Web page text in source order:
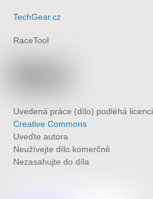
TechGear.cz
RaceTool
Uvedená práce (dílo) podléhá licenci
Creative Commons
Uveďte autora
Neužívejte dílo komerčně
Nezasahujte do díla